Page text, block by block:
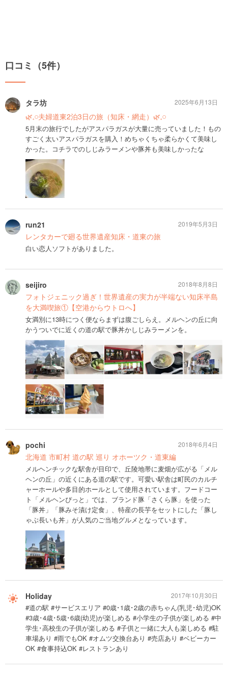
口コミ（5件）
タラ坊
🌿𓈒𓏸夫婦道東2泊3日の旅（知床・網走）🌿𓈒𓏸
5月末の旅行でしたがアスパラガスが大量に売っていました！もの
すごく太いアスパラガスを購入！めちゃくちゃ柔らかくて美味し
かった。コチラでのしじみラーメンや豚丼も美味しかったな
2025年6月13日
run21
レンタカーで廻る世界遺産知床・道東の旅
白い恋人ソフトがありました。
2019年5月3日
seijiro
フォトジェニック過ぎ！世界遺産の実力が半端ない知床半島
を大満喫旅①【空港からウトロへ】
女満別に13時につく便ならまずは腹ごしらえ。メルヘンの丘に向
かうついでに近くの道の駅で豚丼かしじみラーメンを。
2018年8月8日
pochi
北海道 市町村 道の駅 巡り オホーツク・道東編
メルヘンチックな駅舎が目印で、丘陵地帯に麦畑が広がる「メル
ヘンの丘」の近くにある道の駅です。可愛い駅舎は町民のカルチ
ャーホールや多目的ホールとして使用されています。フードコー
ト「メルヘンぴっと」では、ブランド豚「さくら豚」を使った
「豚丼」「豚みそ漬け定食」、特産の長芋をセットにした「豚し
ゃぶ長いも丼」が人気のご当地グルメとなっています。
2018年6月4日
Holiday
#道の駅 #サービスエリア #0歳･1歳･2歳の赤ちゃん(乳児･幼児)OK
#3歳･4歳･5歳･6歳(幼児)が楽しめる #小学生の子供が楽しめる #中
学生･高校生の子供が楽しめる #子供と一緒に大人も楽しめる #駐
車場あり #雨でもOK #オムツ交換台あり #売店あり #ベビーカー
OK #食事持込OK #レストランあり
2017年10月30日